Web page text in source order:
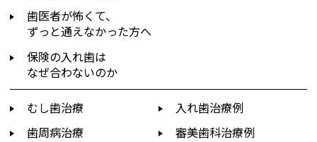
歯医者が怖くて、
ずっと通えなかった方へ
保険の入れ歯は
なぜ合わないのか
むし歯治療
歯周病治療
入れ歯治療例
審美歯科治療例